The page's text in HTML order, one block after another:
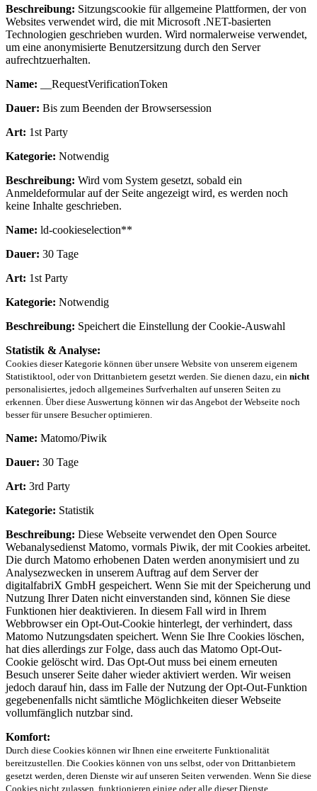
Beschreibung: Sitzungscookie für allgemeine Plattformen, der von
Websites verwendet wird, die mit Microsoft .NET-basierten
Technologien geschrieben wurden. Wird normalerweise verwendet,
um eine anonymisierte Benutzersitzung durch den Server
aufrechtzuerhalten.
Name: __RequestVerificationToken
Dauer: Bis zum Beenden der Browsersession
Art: 1st Party
Kategorie: Notwendig
Beschreibung: Wird vom System gesetzt, sobald ein
Anmeldeformular auf der Seite angezeigt wird, es werden noch
keine Inhalte geschrieben.
Name: ld-cookieselection**
Dauer: 30 Tage
Art: 1st Party
Kategorie: Notwendig
Beschreibung: Speichert die Einstellung der Cookie-Auswahl
Statistik & Analyse:
Cookies dieser Kategorie können über unsere Website von unserem eigenem
Statistiktool, oder von Drittanbietern gesetzt werden. Sie dienen dazu, ein nicht
personalisiertes, jedoch allgemeines Surfverhalten auf unseren Seiten zu
erkennen. Über diese Auswertung können wir das Angebot der Webseite noch
besser für unsere Besucher optimieren.
Name: Matomo/Piwik
Dauer: 30 Tage
Art: 3rd Party
Kategorie: Statistik
Beschreibung: Diese Webseite verwendet den Open Source
Webanalysedienst Matomo, vormals Piwik, der mit Cookies arbeitet.
Die durch Matomo erhobenen Daten werden anonymisiert und zu
Analysezwecken in unserem Auftrag auf dem Server der
digitalfabriX GmbH gespeichert. Wenn Sie mit der Speicherung und
Nutzung Ihrer Daten nicht einverstanden sind, können Sie diese
Funktionen hier deaktivieren. In diesem Fall wird in Ihrem
Webbrowser ein Opt-Out-Cookie hinterlegt, der verhindert, dass
Matomo Nutzungsdaten speichert. Wenn Sie Ihre Cookies löschen,
hat dies allerdings zur Folge, dass auch das Matomo Opt-Out-
Cookie gelöscht wird. Das Opt-Out muss bei einem erneuten
Besuch unserer Seite daher wieder aktiviert werden. Wir weisen
jedoch darauf hin, dass im Falle der Nutzung der Opt-Out-Funktion
gegebenenfalls nicht sämtliche Möglichkeiten dieser Webseite
vollumfänglich nutzbar sind.
Komfort:
Durch diese Cookies können wir Ihnen eine erweiterte Funktionalität
bereitzustellen. Die Cookies können von uns selbst, oder von Drittanbietern
gesetzt werden, deren Dienste wir auf unseren Seiten verwenden. Wenn Sie diese
Cookies nicht zulassen, funktionieren einige oder alle dieser Dienste